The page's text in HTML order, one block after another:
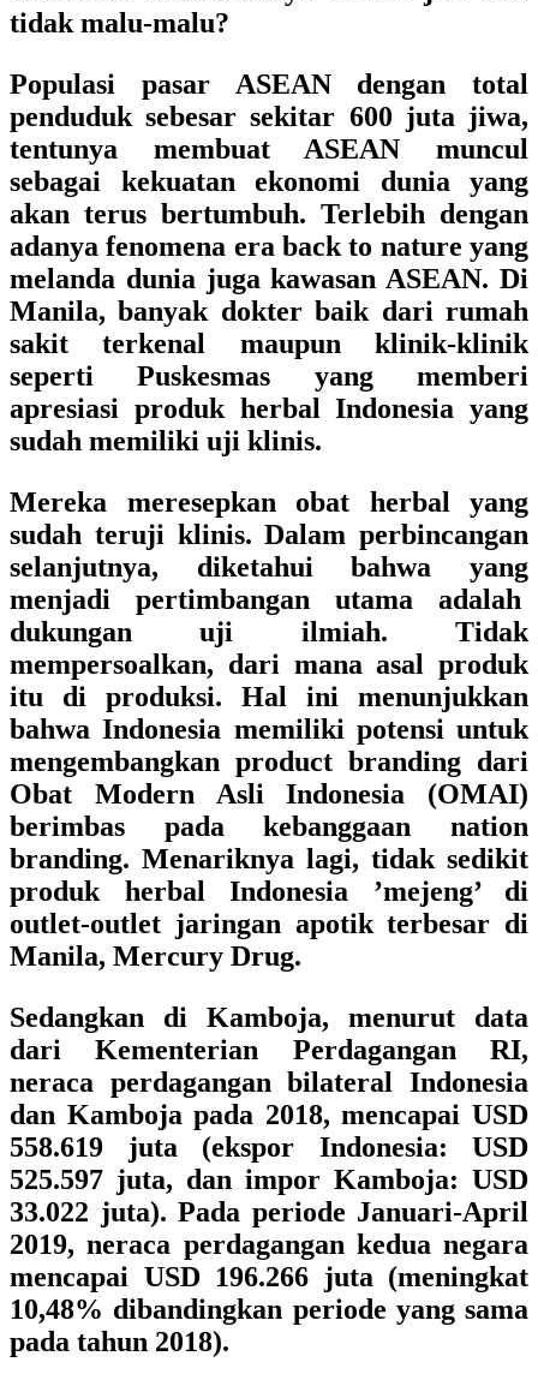
tidak malu-malu?
Populasi pasar ASEAN dengan total
penduduk sebesar sekitar 600 juta jiwa,
tentunya membuat ASEAN muncul
sebagai kekuatan ekonomi dunia yang
akan terus bertumbuh. Terlebih dengan
adanya fenomena era back to nature yang
melanda dunia juga kawasan ASEAN. Di
Manila, banyak dokter baik dari rumah
sakit terkenal maupun klinik-klinik
seperti Puskesmas yang memberi
apresiasi produk herbal Indonesia yang
sudah memiliki uji klinis.
Mereka meresepkan obat herbal yang
sudah teruji klinis. Dalam perbincangan
selanjutnya, diketahui bahwa yang
menjadi pertimbangan utama adalah
dukungan uji ilmiah. Tidak
mempersoalkan, dari mana asal produk
itu di produksi. Hal ini menunjukkan
bahwa Indonesia memiliki potensi untuk
mengembangkan product branding dari
Obat Modern Asli Indonesia (OMAI)
berimbas pada kebanggaan nation
branding. Menariknya lagi, tidak sedikit
produk herbal Indonesia ’mejeng’ di
outlet-outlet jaringan apotik terbesar di
Manila, Mercury Drug.
Sedangkan di Kamboja, menurut data
dari Kementerian Perdagangan RI,
neraca perdagangan bilateral Indonesia
dan Kamboja pada 2018, mencapai USD
558.619 juta (ekspor Indonesia: USD
525.597 juta, dan impor Kamboja: USD
33.022 juta). Pada periode Januari-April
2019, neraca perdagangan kedua negara
mencapai USD 196.266 juta (meningkat
10,48% dibandingkan periode yang sama
pada tahun 2018).